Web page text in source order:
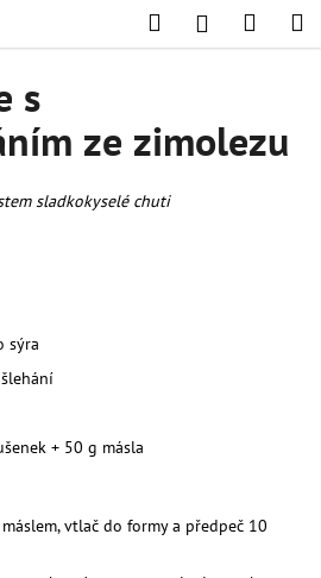
HledatPřihlášení
s
ze zimolezu
sladkokyselé chuti
sýra
+ 50 g másla
vtlač do formy a předpeč 10